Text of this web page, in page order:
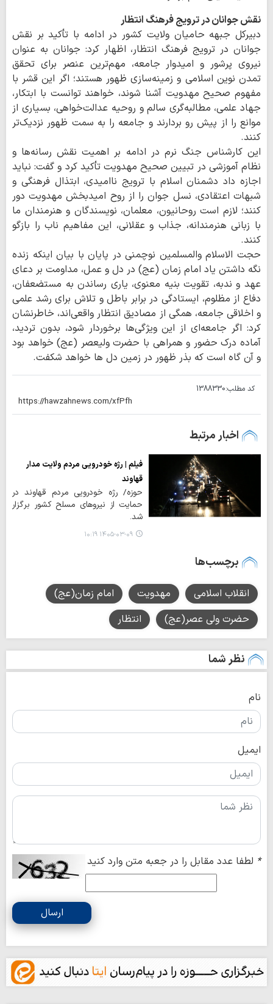
نقش جوانان در ترویج فرهنگ انتظار
دبیرکل جبهه حامیان ولایت کشور در ادامه با تأکید بر نقش
جوانان در ترویج فرهنگ انتظار، اظهار کرد: جوانان به عنوان
نیروی پرشور و امیدوار جامعه، مهم‌ترین عنصر برای تحقق
تمدن نوین اسلامی و زمینه‌سازی ظهور هستند؛ اگر این قشر با
مفهوم صحیح مهدویت آشنا شوند، خواهند توانست با ابتکار،
جهاد علمی، مطالبه‌گری سالم و روحیه عدالت‌خواهی، بسیاری از
موانع را از پیش رو بردارند و جامعه را به سمت ظهور نزدیک‌تر
کنند.
این کارشناس جنگ نرم در ادامه بر اهمیت نقش رسانه‌ها و
نظام آموزشی در تبیین صحیح مهدویت تأکید کرد و گفت: نباید
اجازه داد دشمنان اسلام با ترویج ناامیدی، ابتذال فرهنگی و
شبهات اعتقادی، نسل جوان را از روح امیدبخش مهدویت دور
کنند؛ لازم است روحانیون، معلمان، نویسندگان و هنرمندان ما
با زبانی هنرمندانه، جذاب و عقلانی، این مفاهیم ناب را بازگو
کنند.
حجت الاسلام والمسلمین نوچمنی در پایان با بیان اینکه زنده
نگه داشتن یاد امام زمان (عج) در دل و عمل، مداومت بر دعای
عهد و ندبه، تقویت بنیه معنوی، یاری رساندن به مستضعفان،
دفاع از مظلوم، ایستادگی در برابر باطل و تلاش برای رشد علمی
و اخلاقی جامعه، همگی از مصادیق انتظار واقعی‌اند، خاطرنشان
کرد: اگر جامعه‌ای از این ویژگی‌ها برخوردار شود، بدون تردید،
آماده درک حضور و همراهی با حضرت ولیعصر (عج) خواهد بود
و آن گاه است که بذر ظهور در زمین دل ها خواهد شکفت.
کد مطلب:1388330
اخبار مرتبط
فیلم | رژه خودرویی مردم ولایت مدار
قهاوند
حوزه/ رژه خودرویی مردم قهاوند در
حمایت از نیروهای مسلح کشور برگزار
شد.
۱۴۰۵-۰۳-۰۹ ۱۰:۱۹
برچسب‌ها
انقلاب اسلامی مهدویت
امام زمان(عج)
حضرت ولی عصر(عج)
انتظار
نظر شما
نام
ایمیل
* لطفا عدد مقابل را در جعبه متن وارد کنید
ارسال